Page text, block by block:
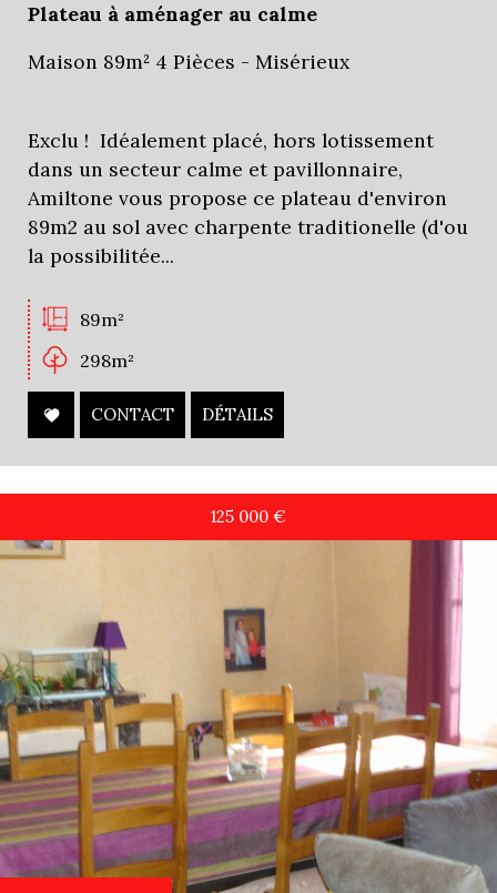
Plateau à aménager au calme
Maison 89m² 4 Pièces - Misérieux
Exclu ! Idéalement placé, hors lotissement
dans un secteur calme et pavillonnaire,
Amiltone vous propose ce plateau d'environ
89m2 au sol avec charpente traditionelle (d'ou
la possibilitée...
89m²
298m²
CONTACT DÉTAILS
125 000 €